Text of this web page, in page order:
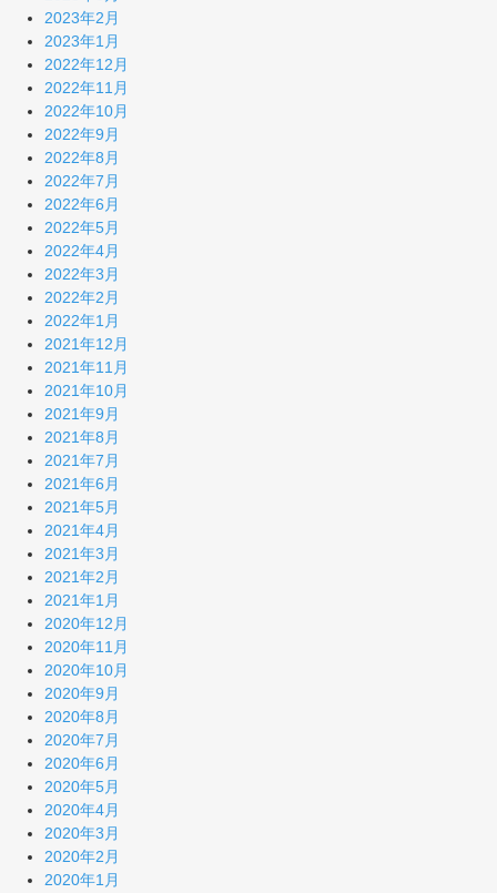
2023年2月
2023年1月
2022年12月
2022年11月
2022年10月
2022年9月
2022年8月
2022年7月
2022年6月
2022年5月
2022年4月
2022年3月
2022年2月
2022年1月
2021年12月
2021年11月
2021年10月
2021年9月
2021年8月
2021年7月
2021年6月
2021年5月
2021年4月
2021年3月
2021年2月
2021年1月
2020年12月
2020年11月
2020年10月
2020年9月
2020年8月
2020年7月
2020年6月
2020年5月
2020年4月
2020年3月
2020年2月
2020年1月